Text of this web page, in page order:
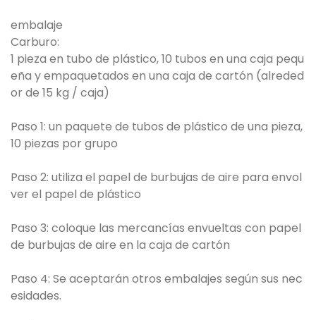
embalaje
Carburo:
1 pieza en tubo de plástico, 10 tubos en una caja pequ
eña y empaquetados en una caja de cartón (alreded
or de 15 kg / caja)
Paso 1: un paquete de tubos de plástico de una pieza,
10 piezas por grupo
Paso 2: utiliza el papel de burbujas de aire para envol
ver el papel de plástico
Paso 3: coloque las mercancías envueltas con papel
de burbujas de aire en la caja de cartón
Paso 4: Se aceptarán otros embalajes según sus nec
esidades.